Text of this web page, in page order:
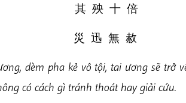
bội 其 殃 十 倍
xá 災 迅 無 赦
dèm pha kẻ vô tội, tai ương sẽ trở
có cách gì tránh thoát hay giải cứu.